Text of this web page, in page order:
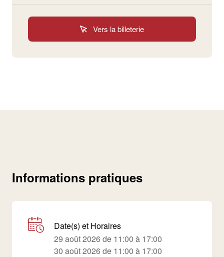
Vers la billeterie
Informations pratiques
Date(s) et Horaires
29 août 2026 de 11:00 à 17:00
30 août 2026 de 11:00 à 17:00